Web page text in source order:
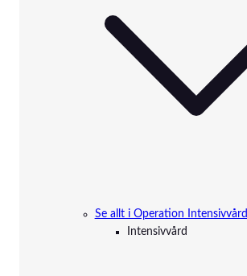
Se allt i Operation Intensivvård
Intensivvård